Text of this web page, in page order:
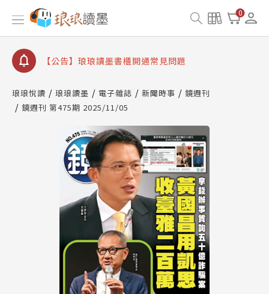
0
【公告】因 Readmoo 讀墨系統維護中，本站同步暫
停部分閱讀服務
【公告】琅琅讀墨數位閱讀資產合併與書櫃開通申請
【公告】琅琅讀墨書櫃開通常見問題
請圖文教學
【公告】琅琅書店服務升級重要說明及資產合併結果
查詢
【公告】因 Readmoo 讀墨系統維護中，本站同步暫
停部分閱讀服務
琅琅悅讀 琅琅讀墨 電子雜誌 新聞時事
鏡週刊
鏡週刊 第475期 2025/11/05